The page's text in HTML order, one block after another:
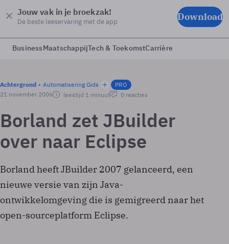
Jouw vak in je broekzak!
De beste leeservaring met de app Download
BusinessMaatschappijTech & ToekomstCarrière
Achtergrond Automatisering Gids
PRO
21 november 2006
leestijd 1 minuut 0 reacties
Borland zet JBuilder
over naar Eclipse
Borland heeft JBuilder 2007 gelanceerd, een
nieuwe versie van zijn Java-
ontwikkelomgeving die is gemigreerd naar het
open-sourceplatform Eclipse.